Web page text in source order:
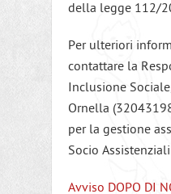
della legge 112/
Per ulteriori
contattare la
Inclusione
Ornella
per la gestione
Socio
Avviso DOPO DI